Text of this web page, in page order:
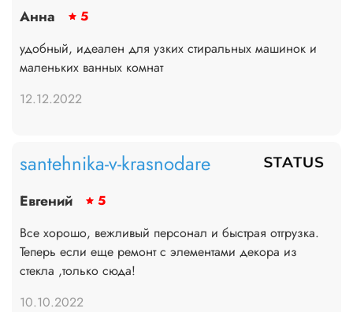
Анна
5
удобный, идеален для узких стиральных машинок и
маленьких ванных комнат
12.12.2022
santehnika-v-krasnodare
Евгений
5
Все хорошо, вежливый персонал и быстрая отгрузка.
Теперь если еще ремонт с элементами декора из
стекла ,только сюда!
10.10.2022